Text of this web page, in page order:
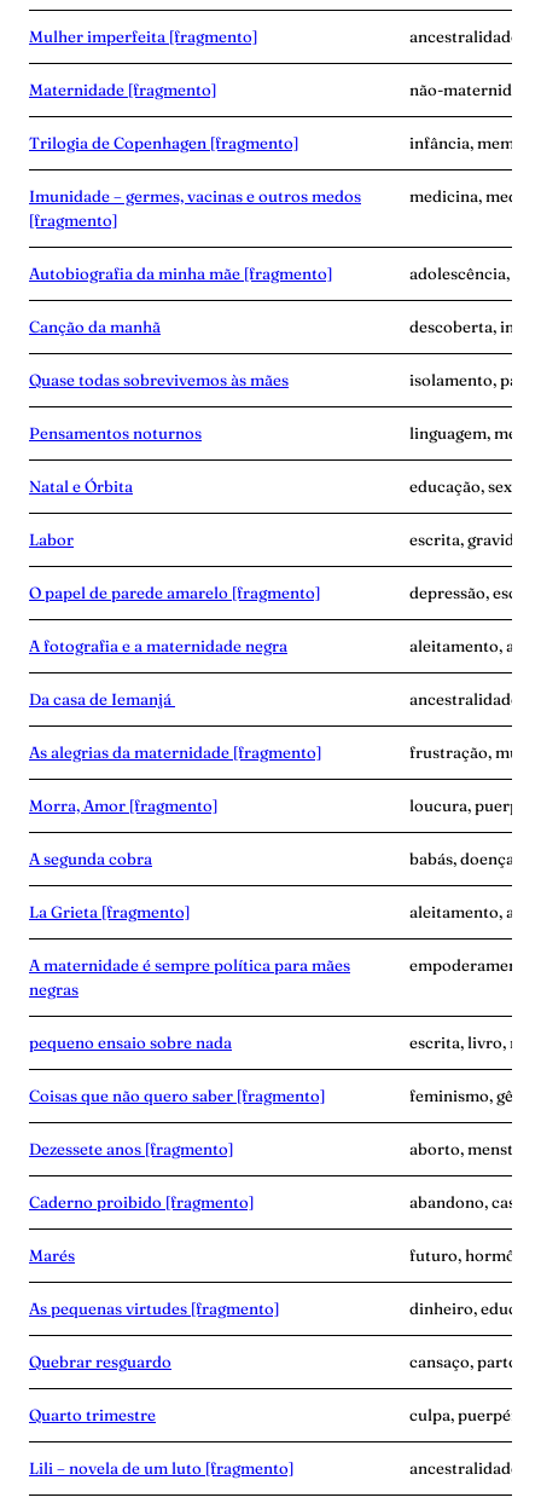
Mulher imperfeita [fragmento] ancestralidade,
Maternidade [fragmento] não-
Trilogia de Copenhagen [fragmento] infância,
Imunidade – germes, vacinas e outros medos
[fragmento]
medicina, medo,
Autobiografia da minha mãe [fragmento] adolescência,
Canção da manhã descoberta,
Quase todas sobrevivemos às mães isolamento,
Pensamentos noturnos linguagem,
Natal e Órbita educação, sexo,
Labor escrita, gravidez,
O papel de parede amarelo [fragmento] depressão,
A fotografia e a maternidade negra aleitamento,
Da casa de Iemanjá ancestralidade,
As alegrias da maternidade [fragmento] frustração,
Morra, Amor [fragmento] loucura,
A segunda cobra babás, doença,
La Grieta [fragmento] aleitamento, avó,
A maternidade é sempre política para mães
negras
pequeno ensaio sobre nada escrita, livro,
Coisas que não quero saber [fragmento] feminismo,
Dezessete anos [fragmento] aborto,
Caderno proibido [fragmento] abandono,
Marés futuro,
As pequenas virtudes [fragmento] dinheiro,
Quebrar resguardo cansaço, parto,
Quarto trimestre culpa, puerpério,
Lili – novela de um luto [fragmento] ancestralidade,